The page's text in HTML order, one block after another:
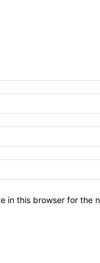
in this browser for the